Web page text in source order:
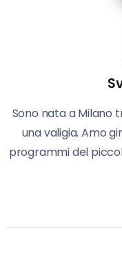
Sono nata a Milano
una valigia. Amo
programmi del